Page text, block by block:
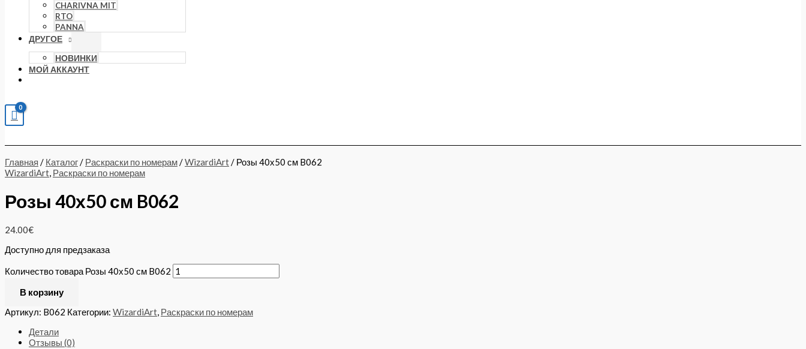
CHARIVNA MIT
RTO
PANNA
ДРУГОЕ
НОВИНКИ
МОЙ АККАУНТ
Главная / Каталог/ Раскраски по номерам/WizardiArt/ Розы 40х50 см B062
WizardiArt, Раскраски по номерам
Розы 40х50 см B062
24.00€
Доступно для предзаказа
Количество товара Розы 40х50 см B062
В корзину
Артикул: B062 Категории: WizardiArt, Раскраски по номерам
Детали
Отзывы (0)